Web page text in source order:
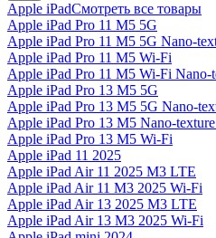
Apple iPadСмотреть все товары
Apple iPad Pro 11 M5 5G
Apple iPad Pro 11 M5 5G Nano-
Apple iPad Pro 11 M5 Wi-Fi
Apple iPad Pro 11 M5 Wi-Fi Nano-
Apple iPad Pro 13 M5 5G
Apple iPad Pro 13 M5 5G Nano-
Apple iPad Pro 13 M5 Nano-
Apple iPad Pro 13 M5 Wi-Fi
Apple iPad 11 2025
Apple iPad Air 11 2025 M3 LTE
Apple iPad Air 11 M3 2025 Wi-Fi
Apple iPad Air 13 2025 M3 LTE
Apple iPad Air 13 M3 2025 Wi-Fi